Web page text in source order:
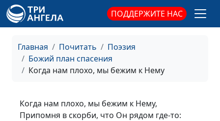
ПОДДЕРЖИТЕ НАС
Главная Почитать
Поэзия
Божий план спасения
Когда нам плохо, мы бежим к Нему
Когда нам плохо, мы бежим к Нему,
Припомня в скорби, что Он рядом где-то: